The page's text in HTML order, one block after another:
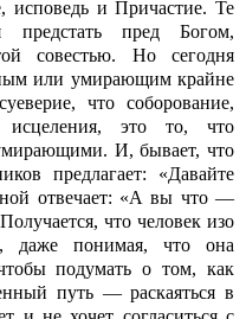
исповедь и Причастие. Те
предстать пред Богом,
совестью. Но сегодня
или умирающим крайне
что соборование,
исцеления, это то, что
И, бывает, что
предлагает: «Давайте
отвечает: «А вы что —
что человек изо
даже понимая, что она
подумать о том, как
путь — раскаяться в